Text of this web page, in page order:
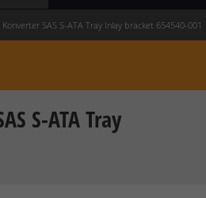
SAS S-ATA Tray Inlay bracket 654540-001
S-ATA Tray